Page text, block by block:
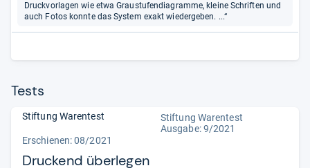
Druckvorlagen wie etwa Graustufendiagramme, kleine Schriften und
auch Fotos konnte das System exakt wiedergeben. ...“
Tests
Stiftung Warentest
Stiftung Warentest
Ausgabe: 9/2021
Erschienen: 08/2021
Druckend überlegen